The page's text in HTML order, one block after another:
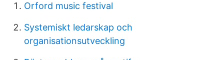
Orford music festival
Systemiskt ledarskap och
organisationsutveckling